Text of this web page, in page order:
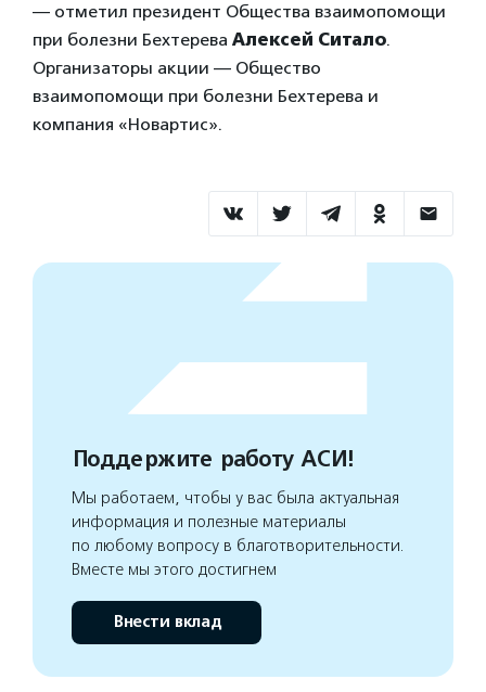
— отметил президент Общества взаимопомощи
при болезни Бехтерева Алексей Ситало.
Организаторы акции — Общество
взаимопомощи при болезни Бехтерева и
компания «Новартис».
Поддержите работу АСИ!
Мы работаем, чтобы у вас была актуальная
информация и полезные материалы
по любому вопросу в благотворительности.
Вместе мы этого достигнем
Внести вклад